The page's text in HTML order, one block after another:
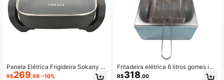
Panela Elétrica Frigideira Sokany 1
500w Fritar Assar Ferver Preto 60h
R$269 ,99 -10%
Fritadeira elétrica 6 litros gomes ino
x 220v muita potencia
R$318 ,00